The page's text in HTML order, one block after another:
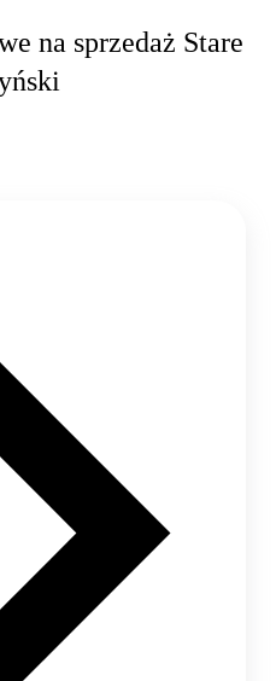
na sprzedaż Stare